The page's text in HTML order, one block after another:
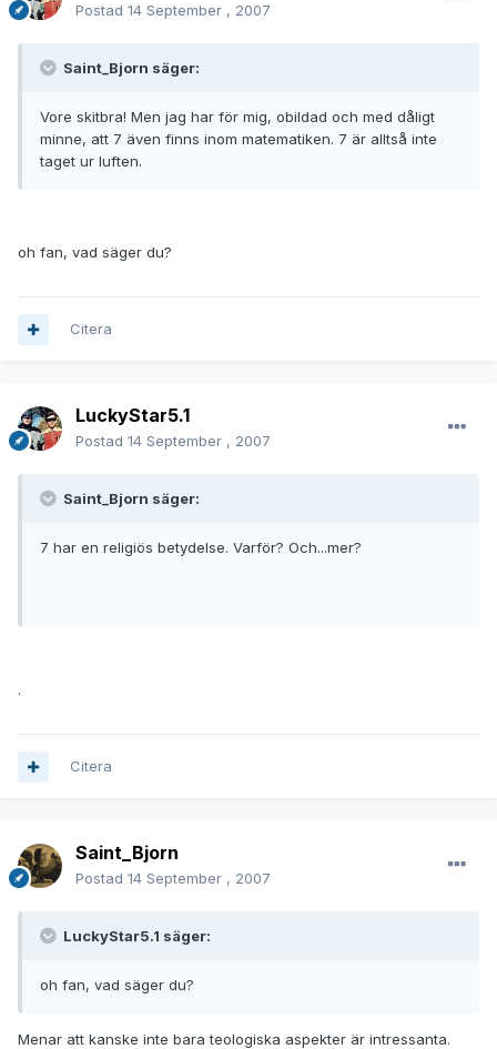
Postad 14 September , 2007
Saint_Bjorn säger:
Vore skitbra! Men jag har för mig, obildad och med dåligt
minne, att 7 även finns inom matematiken. 7 är alltså inte
taget ur luften.
oh fan, vad säger du?
Citera
LuckyStar5.1
Postad 14 September , 2007
Saint_Bjorn säger:
7 har en religiös betydelse. Varför? Och...mer?
.
Citera
Saint_Bjorn
Postad 14 September , 2007
LuckyStar5.1 säger:
oh fan, vad säger du?
Menar att kanske inte bara teologiska aspekter är intressanta.